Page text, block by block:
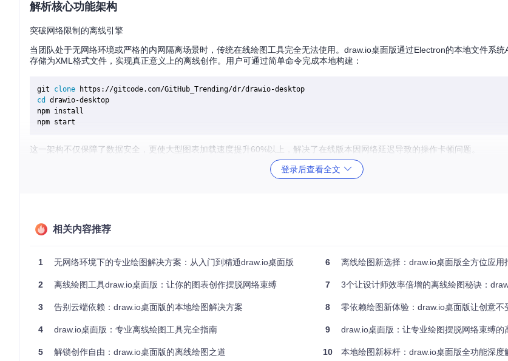
解析核心功能架构
突破网络限制的离线引擎
当团队处于无网络环境或严格的内网隔离场景时，传统在线绘图工具完全无法使用。draw.io桌面版通过Electron的本地文件系
存储为XML格式文件，实现真正意义上的离线创作。用户可通过简单命令完成本地构建：
git clone
cd
drawio-desktop
npm install
这一架构不仅保障了数据安全，更使大型图表加载速度提升60%以上，解决了在线版本因网络延迟导致的操作卡顿问题。
实现精准排版的智能辅助系统
绘制复杂图表时，手动对齐元素既耗时又难以保证一致性。draw.io桌面版开发了三项核心排版技术：智能吸附网格系统确保元素
用户可在3秒内完成20个以上元素的精准排版，效率较手动调整提升10倍以上。
跨领域场景落地实践
软件架构设计全流程
登录后查看全文
相关内容推荐
1 无网络环境下的专业绘图解决方案：从入门到精通draw.io桌面版
2 离线绘图工具draw.io桌面版：让你的图表创作摆脱网络束缚
3 告别云端依赖：draw.io桌面版的本地绘图解决方案
4 draw.io桌面版：专业离线绘图工具完全指南
5 解锁创作自由：draw.io桌面版的离线绘图之道
6 离线绘图新选择：draw.io桌面版全方位应用
7 3个让设计师效率倍增的离线绘图秘诀：
8 零依赖绘图新体验：draw.io桌面版让创意不
9 draw.io桌面版：让专业绘图摆脱网络束缚的
10 本地绘图新标杆：draw.io桌面版全功能深度